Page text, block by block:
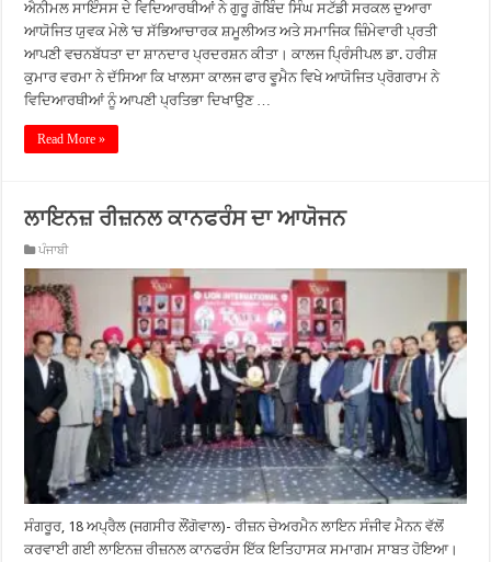
ਐਨੀਮਲ ਸਾਇੰਸਸ ਦੇ ਵਿਦਿਆਰਥੀਆਂ ਨੇ ਗੁਰੂ ਗੋਬਿੰਦ ਸਿੰਘ ਸਟੱਡੀ ਸਰਕਲ ਦੁਆਰਾ
ਆਯੋਜਿਤ ਯੁਵਕ ਮੇਲੇ ’ਚ ਸੱਭਿਆਚਾਰਕ ਸ਼ਮੂਲੀਅਤ ਅਤੇ ਸਮਾਜਿਕ ਜ਼ਿੰਮੇਵਾਰੀ ਪ੍ਰਤੀ
ਆਪਣੀ ਵਚਨਬੱਧਤਾ ਦਾ ਸ਼ਾਨਦਾਰ ਪ੍ਰਦਰਸ਼ਨ ਕੀਤਾ। ਕਾਲਜ ਪ੍ਰਿੰਸੀਪਲ ਡਾ. ਹਰੀਸ਼
ਕੁਮਾਰ ਵਰਮਾ ਨੇ ਦੱਸਿਆ ਕਿ ਖਾਲਸਾ ਕਾਲਜ ਫਾਰ ਵੂਮੈਨ ਵਿਖੇ ਆਯੋਜਿਤ ਪ੍ਰੋਗਰਾਮ ਨੇ
ਵਿਦਿਆਰਥੀਆਂ ਨੂੰ ਆਪਣੀ ਪ੍ਰਤਿਭਾ ਦਿਖਾਉਣ …
Read More »
ਲਾਇਨਜ਼ ਰੀਜ਼ਨਲ ਕਾਨਫਰੰਸ ਦਾ ਆਯੋਜਨ
ਪੰਜਾਬੀ
ਸੰਗਰੂਰ, 18 ਅਪ੍ਰੈਲ (ਜਗਸੀਰ ਲੌਂਗੋਵਾਲ)- ਰੀਜ਼ਨ ਚੇਅਰਮੈਨ ਲਾਇਨ ਸੰਜੀਵ ਮੈਨਨ ਵੱਲੋਂ
ਕਰਵਾਈ ਗਈ ਲਾਇਨਜ਼ ਰੀਜ਼ਨਲ ਕਾਨਫਰੰਸ ਇੱਕ ਇਤਿਹਾਸਕ ਸਮਾਗਮ ਸਾਬਤ ਹੋਇਆ।